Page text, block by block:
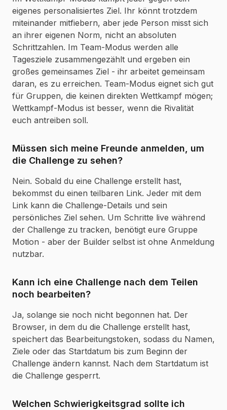
eigenes personalisiertes Ziel. Ihr könnt trotzdem
miteinander mitfiebern, aber jede Person misst sich
an ihrer eigenen Norm, nicht an absoluten
Schrittzahlen. Im Team-Modus werden alle
Tagesziele zusammengezählt und ergeben ein
großes gemeinsames Ziel - ihr arbeitet gemeinsam
daran, es zu erreichen. Team-Modus eignet sich gut
für Gruppen, die keinen direkten Wettkampf mögen;
Wettkampf-Modus ist besser, wenn die Rivalität
euch antreiben soll.
Müssen sich meine Freunde anmelden, um
die Challenge zu sehen?
Nein. Sobald du eine Challenge erstellt hast,
bekommst du einen teilbaren Link. Jeder mit dem
Link kann die Challenge-Details und sein
persönliches Ziel sehen. Um Schritte live während
der Challenge zu tracken, benötigt eure Gruppe
Motion - aber der Builder selbst ist ohne Anmeldung
nutzbar.
Kann ich eine Challenge nach dem Teilen
noch bearbeiten?
Ja, solange sie noch nicht begonnen hat. Der
Browser, in dem du die Challenge erstellt hast,
speichert das Bearbeitungstoken, sodass du Namen,
Ziele oder das Startdatum bis zum Beginn der
Challenge ändern kannst. Nach dem Startdatum ist
die Challenge gesperrt.
Welchen Schwierigkeitsgrad sollte ich